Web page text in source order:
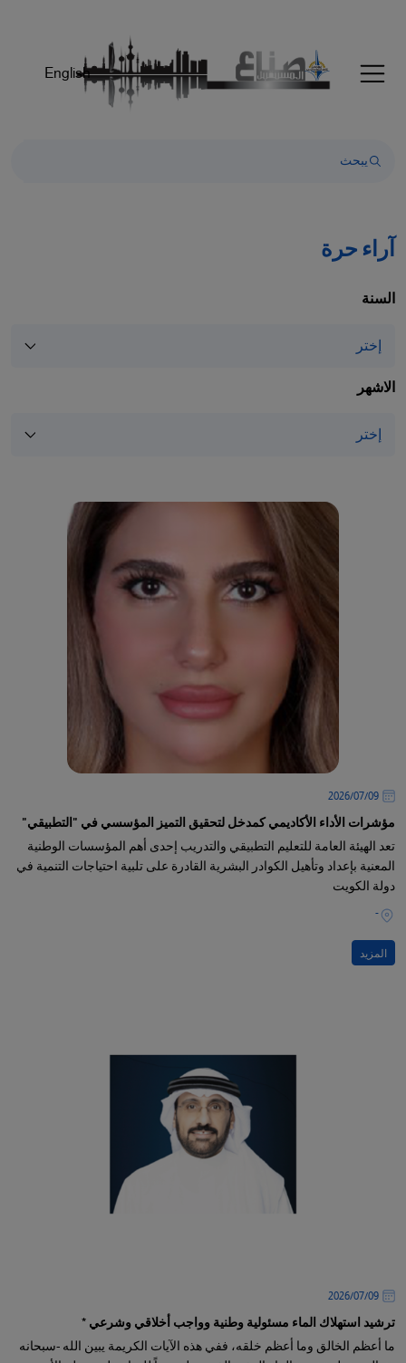
English
آراء حرة
السنة
الاشهر
09‏/07‏/2026
مؤشرات الأداء الأكاديمي كمدخل لتحقيق التميز المؤسسي في "التطبيقي"
تعد الهيئة العامة للتعليم التطبيقي والتدريب إحدى أهم المؤسسات الوطنية
المعنية بإعداد وتأهيل الكوادر البشرية القادرة على تلبية احتياجات التنمية في
دولة الكويت
-
المزيد
09‏/07‏/2026
ترشيد استهلاك الماء مسئولية وطنية وواجب أخلاقي وشرعي *
ما أعظم الخالق وما أعظم خلقه، ففي هذه الآيات الكريمة يبين الله -سبحانه